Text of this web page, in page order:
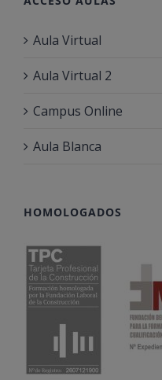
Aula Virtual
Aula Virtual 2
Campus Online
Aula Blanca
HOMOLOGADOS